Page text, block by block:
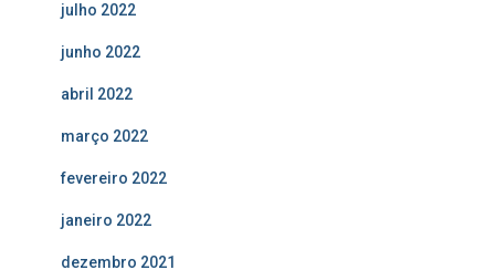
julho 2022
junho 2022
abril 2022
março 2022
fevereiro 2022
janeiro 2022
dezembro 2021